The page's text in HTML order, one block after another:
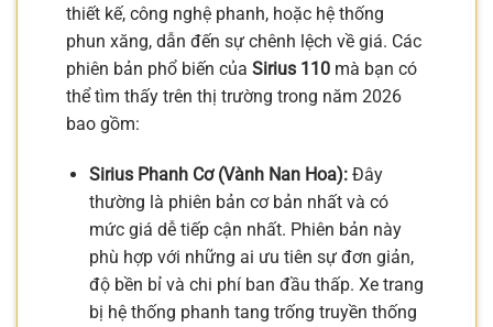
thiết kế, công nghệ phanh, hoặc hệ thống
phun xăng, dẫn đến sự chênh lệch về giá. Các
phiên bản phổ biến của Sirius 110 mà bạn có
thể tìm thấy trên thị trường trong năm 2026
bao gồm:
Sirius Phanh Cơ (Vành Nan Hoa):Đây
thường là phiên bản cơ bản nhất và có
mức giá dễ tiếp cận nhất. Phiên bản này
phù hợp với những ai ưu tiên sự đơn giản,
độ bền bỉ và chi phí ban đầu thấp. Xe trang
bị hệ thống phanh tang trống truyền thống